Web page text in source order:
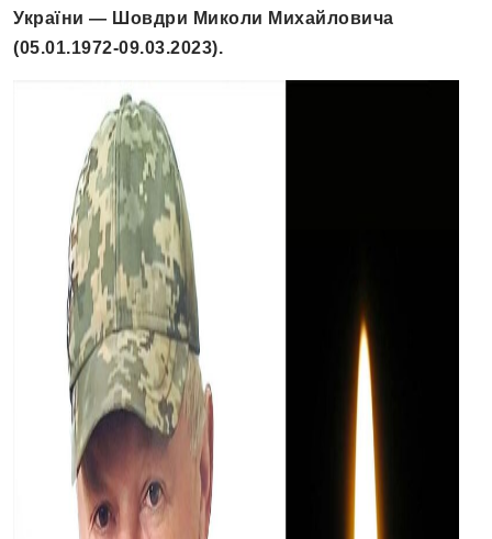
України — Шовдри Миколи Михайловича
(05.01.1972-09.03.2023).